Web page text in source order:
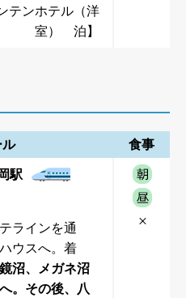
テンホテル（洋
室） 泊】
食事
駅
ラインを通
ウスへ。着
沼、メガネ沼
。その後、八